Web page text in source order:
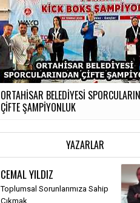
ORTAHİSAR BELEDİYESİ
ÇİFTE ŞAMPİYONLUK
YAZARLAR
CEMAL YILDIZ
Toplumsal Sorunlarımıza Sahip
Çıkmak